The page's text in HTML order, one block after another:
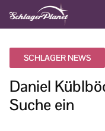
SCHLAGER NEWS
Daniel
Suche ein